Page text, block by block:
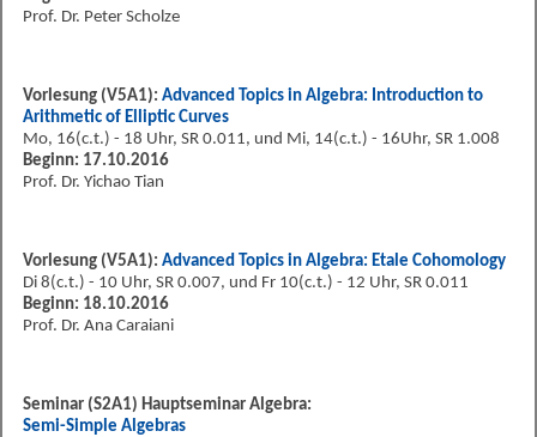
Prof. Dr. Peter Scholze
Vorlesung (V5A1): Advanced Topics in Algebra: Introduction to
Arithmetic of Elliptic Curves
Mo, 16(c.t.) - 18 Uhr, SR 0.011, und Mi, 14(c.t.) - 16Uhr, SR 1.008
Beginn: 17.10.2016
Prof. Dr. Yichao Tian
Vorlesung (V5A1): Advanced Topics in Algebra: Etale Cohomology
Di 8(c.t.) - 10 Uhr, SR 0.007, und Fr 10(c.t.) - 12 Uhr, SR 0.011
Beginn: 18.10.2016
Prof. Dr. Ana Caraiani
Seminar (S2A1) Hauptseminar Algebra:
Semi-Simple Algebras